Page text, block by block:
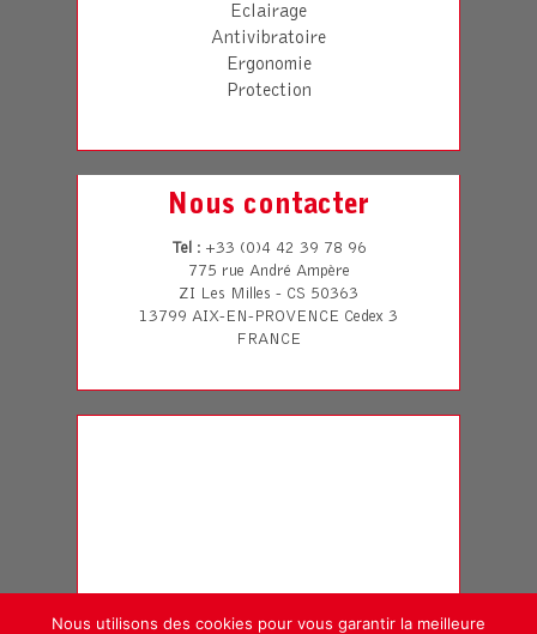
Eclairage
Antivibratoire
Ergonomie
Protection
Nous contacter
Tel: +33 (0)4 42 39 78 96
775 rue André Ampère
ZI Les Milles - CS 50363
13799 AIX-EN-PROVENCE Cedex 3
FRANCE
Nous utilisons des cookies pour vous garantir la meilleure